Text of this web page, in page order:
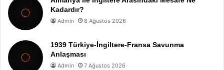
Kadardır?
Admin 8 Ağustos 2026
1939 Türkiye-İngiltere-Fransa Savunma
Anlaşması
Admin 7 Ağustos 2026